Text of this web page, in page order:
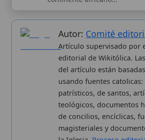
analíticas anónimas. LicenciaCC BY-SA(texto).
Valencia, España.ISSN: 3101-7339. Bajo el
Carlo Acutis.
Sobre nosotros
Publicación seriada
Datos abiertos
Aviso legal
Política de privacidad
Categorias
Nuevas
Cambios
Kit de
Widgets para
✦ SÍGUENOS EN
Canal de WhatsApp